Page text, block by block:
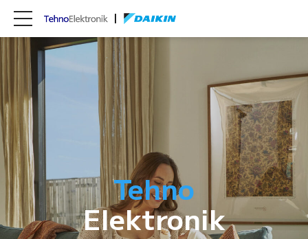
Tehno
Elektronik